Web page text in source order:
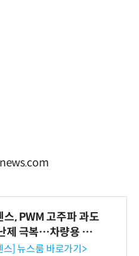
스, PWM 고주파 과도
제 극복…차량용 전
증폭기
스] 뉴스룸 바로가기>